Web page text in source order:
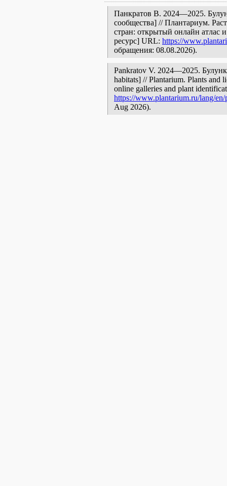
Панкратов В. 2024—2025.
сообщества] // Плантариум.
стран: открытый онлайн атлас
ресурс] URL: https://
обращения: 08.08.2026).
Pankratov V. 2024—2025.
habitats] // Plantarium. Plants and
online galleries and plant
https://www.plantarium.ru/lang/
Aug 2026).